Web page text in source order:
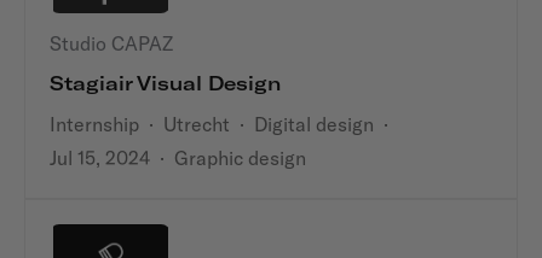
Studio CAPAZ
Stagiair Visual Design
Internship · Utrecht · Digital design ·
Jul 15, 2024 · Graphic design